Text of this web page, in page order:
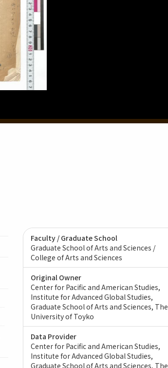
Faculty / Graduate School
Graduate School of Arts and Sciences /
College of Arts and Sciences
Original Owner
Center for Pacific and American Studies,
Institute for Advanced Global Studies,
Graduate School of Arts and Sciences, The
University of Toyko
Data Provider
Center for Pacific and American Studies,
Institute for Advanced Global Studies,
Graduate School of Arts and Sciences, The